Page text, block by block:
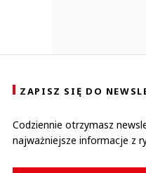
ZAPISZ SIĘ DO
Codziennie otrzymasz
najważniejsze informacje z